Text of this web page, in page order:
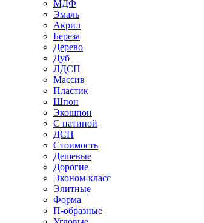
МДФ
Эмаль
Акрил
Береза
Дерево
Дуб
ЛДСП
Массив
Пластик
Шпон
Экошпон
С патиной
ДСП
Стоимость
Дешевые
Дорогие
Эконом-класс
Элитные
Форма
П-образные